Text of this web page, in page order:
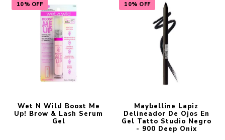
10% OFF
Wet N Wild Boost Me
Up! Brow & Lash Serum
Gel
10% OFF
Maybelline Lapiz
Delineador De Ojos En
Gel Tatto Studio Negro
- 900 Deep Onix